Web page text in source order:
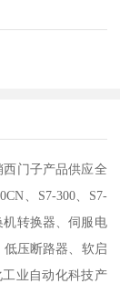
门子产品供应全
、S7-300、S7-
机转换器、伺服电
压断路器、软启
业自动化科技产